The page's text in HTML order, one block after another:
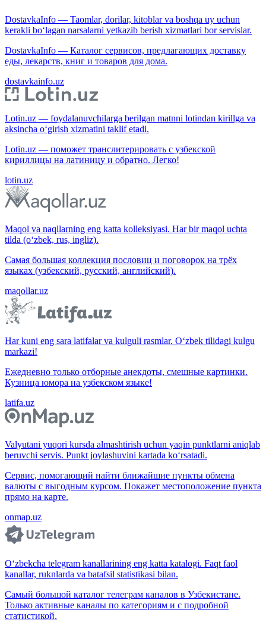
DostavkaInfo — Taomlar, dorilar, kitoblar va boshqa uy uchun
kerakli bo‘lagan narsalarni yetkazib berish xizmatlari bor servislar.
DostavkaInfo — Каталог сервисов, предлагающих доставку
еды, лекарств, книг и товаров для дома.
dostavkainfo.uz
Lotin.uz — foydalanuvchilarga berilgan matnni lotindan kirillga va
aksincha o‘girish xizmatini taklif etadi.
Lotin.uz — поможет транслитерировать с узбекской
кириллицы на латиницу и обратно. Легко!
lotin.uz
Maqol va naqllarning eng katta kolleksiyasi. Har bir maqol uchta
tilda (o‘zbek, rus, ingliz).
Самая большая коллекция пословиц и поговорок на трёх
языках (узбекский, русский, английский).
maqollar.uz
Har kuni eng sara latifalar va kulguli rasmlar. O‘zbek tilidagi kulgu
markazi!
Ежедневно только отборные анекдоты, смешные картинки.
Кузница юмора на узбекском языке!
latifa.uz
Valyutani yuqori kursda almashtirish uchun yaqin punktlarni aniqlab
beruvchi servis. Punkt joylashuvini kartada ko‘rsatadi.
Сервис, помогающий найти ближайшие пункты обмена
валюты с выгодным курсом. Покажет местоположение пункта
прямо на карте.
onmap.uz
O‘zbekcha telegram kanallarining eng katta katalogi. Faqt faol
kanallar, ruknlarda va batafsil statistikasi bilan.
Самый большой каталог телеграм каналов в Узбекистане.
Только активные каналы по категориям и с подробной
статистикой.